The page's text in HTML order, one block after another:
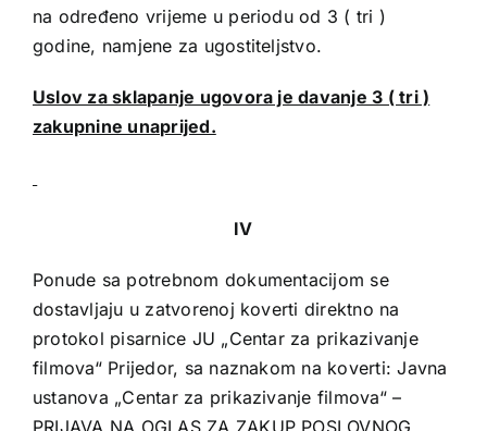
na određeno vrijeme u periodu od 3 ( tri )
godine, namjene za ugostiteljstvo.
Uslov za sklapanje ugovora je davanje 3 ( tri )
zakupnine unaprijed.
IV
Ponude sa potrebnom dokumentacijom se
dostavljaju u zatvorenoj koverti direktno na
protokol pisarnice JU „Centar za prikazivanje
filmova“ Prijedor, sa naznakom na koverti: Javna
ustanova „Centar za prikazivanje filmova“ –